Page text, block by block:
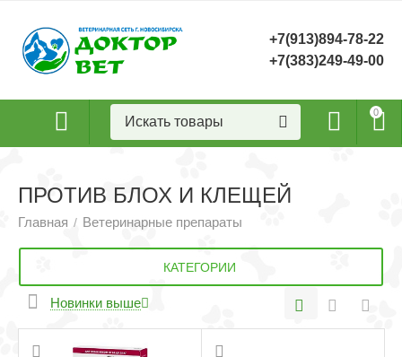
+7(913)894-78-22
+7(383)249-49-00
0
ПРОТИВ БЛОХ И КЛЕЩЕЙ
Главная / Ветеринарные препараты
КАТЕГОРИИ
Новинки выше